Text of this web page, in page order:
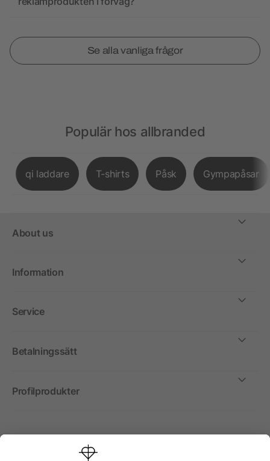
Se alla vanliga frågor
Populär hos allbranded
qi laddare T-shirts Påsk Gympapåsar
About us
Information
Service
Betalningssätt
Profilprodukter
Internationellt